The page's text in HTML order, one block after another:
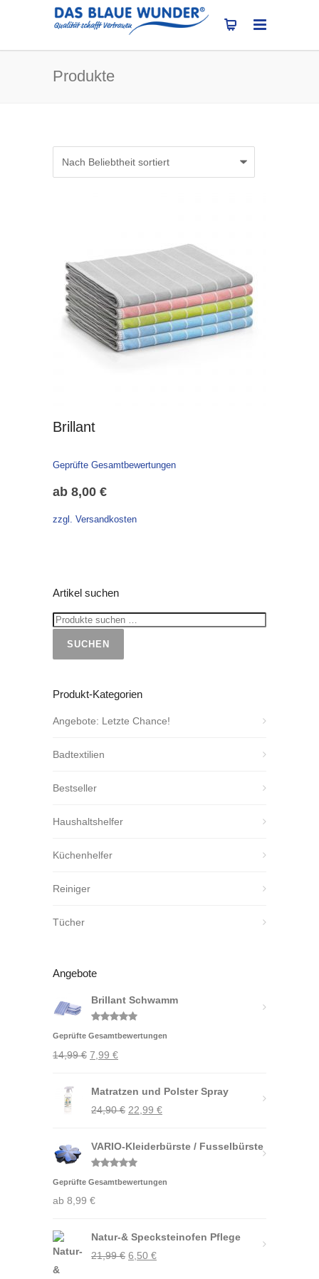
Produkte
Brillant
Geprüfte Gesamtbewertungen
ab 8,00 €
zzgl. Versandkosten
Artikel suchen
SUCHEN
Produkt-Kategorien
Angebote: Letzte Chance!
Badtextilien
Bestseller
Haushaltshelfer
Küchenhelfer
Reiniger
Tücher
Angebote
Brillant Schwamm
Bewertet
mit5.00
von 5
Geprüfte Gesamtbewertungen
14,99€ Ursprünglicher
war:
14,99 €
7,99 €Aktueller
ist:
7,99 €.
Matratzen und Polster Spray
24,90€ Ursprünglicher
war:
24,90 €
22,99 €Aktueller
ist:
VARIO-Kleiderbürste / Fusselbürste
mit5.00
Geprüfte Gesamtbewertungen
ab 8,99 €
Natur-& Specksteinofen Pflege
21,99€ Ursprünglicher
6,50 €Aktueller